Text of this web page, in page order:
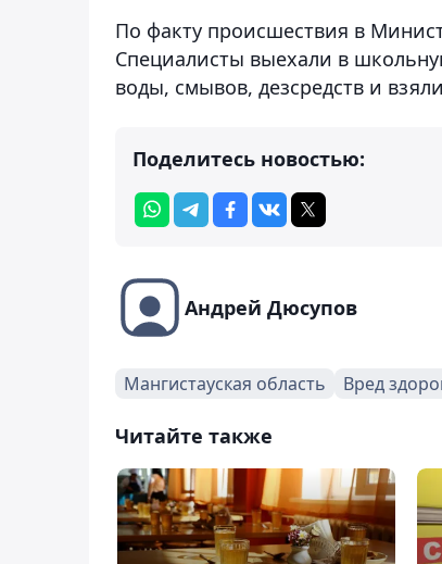
По факту происшествия в
Специалисты выехали в
воды, смывов, дезсредств и
Поделитесь новостью:
Андрей Дюсупов
Мангистауская область Вред
Читайте также